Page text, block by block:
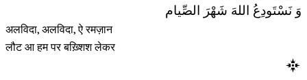
وَ نَسْتَودِعُ اللهَ شَهْرَ الصِّيام
अलविदा, अलविदा, ऐ रमज़ान
लौट आ हम पर बख़्शिश लेकर